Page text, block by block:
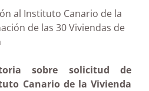
al Instituto Canario de la
de las 30 Viviendas de
sobre solicitud de
Canario de la Vivienda